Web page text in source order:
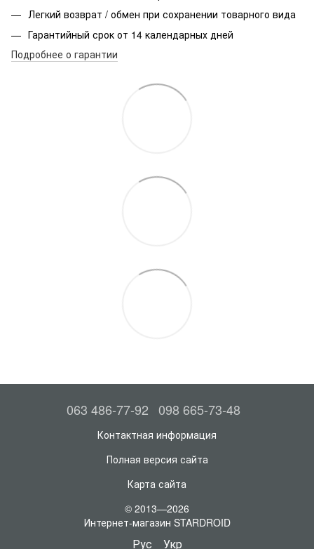
Легкий возврат / обмен при сохранении товарного вида
Гарантийный срок от 14 календарных дней
Подробнее о гарантии
063 486-77-92 098 665-73-48
Контактная информация
Полная версия сайта
Карта сайта
© 2013—2026
Интернет-магазин STARDROID
Рус Укр